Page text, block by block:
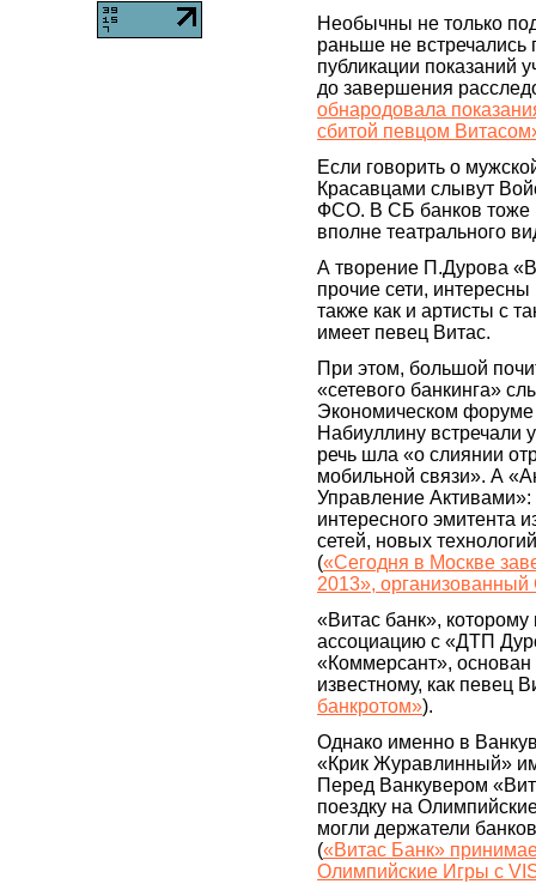
Необычны не только
раньше не встречались
публикации показаний
до завершения
обнародовала
сбитой певцом
Если говорить о
Красавцами слывут
ФСО. В СБ банков тоже
вполне театрального
А творение П.Дурова
прочие сети,
также как и артисты с
имеет певец Витас.
При этом, большой
«сетевого банкинга»
Экономическом форуме
Набиуллину встречали
речь шла «о слиянии
мобильной связи». А
Управление Активами»:
интересного эмитента
сетей, новых
(«Сегодня в Москве
2013»,
«Витас банк»,
ассоциацию с «ДТП
«Коммерсант», основан
известному, как певец
банкротом»).
Однако именно в
«Крик Журавлинный»
Перед Ванкувером
поездку на
могли держатели
(«Витас Банк»
Олимпийские Игры с